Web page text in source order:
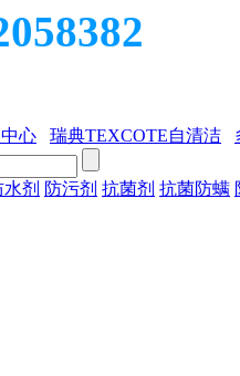
心 瑞典TEXCOTE自清洁
剂 防污剂 抗菌剂 抗菌防螨